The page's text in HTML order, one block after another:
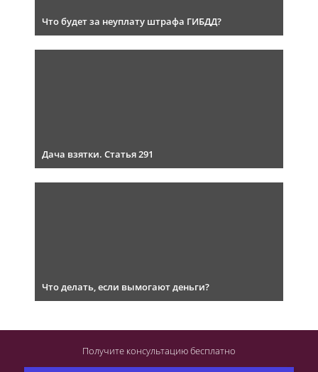
Что будет за неуплату штрафа ГИБДД?
Дача взятки. Статья 291
Что делать, если вымогают деньги?
Получите консультациюбесплатно